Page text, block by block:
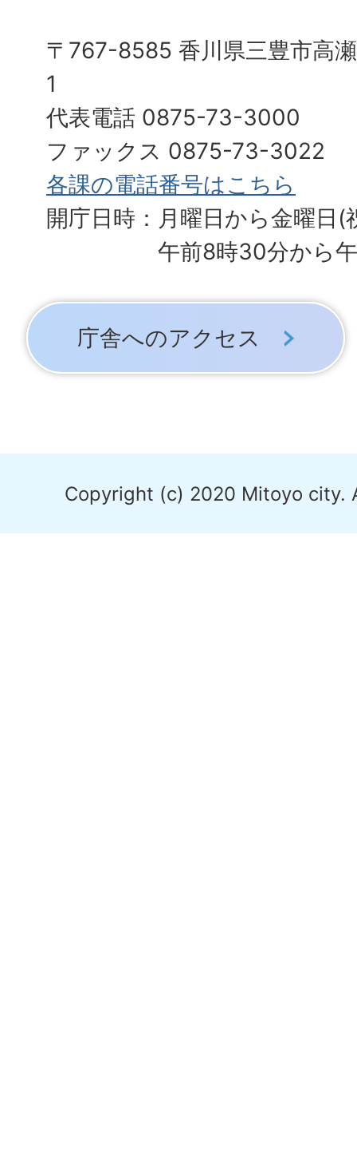
〒767-8585 香川県三豊市高
1
代表電話 0875-73-3000
ファックス 0875-73-3022
各課の電話番号はこちら
開庁日時：月曜日から金曜日(
午前8時30分から
庁舎へのアクセス
Copyright (c) 2020 Mitoyo city.